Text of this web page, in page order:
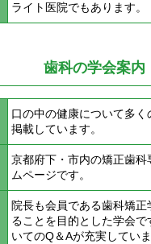
ライト医院でもあります。
歯科の学会案内
口の中の健康について多く
掲載しています。
京都府下・市内の矯正歯
ムページです。
院長も会員である歯科矯
ることを目的とした学会
いてのQ＆Aが充実していま